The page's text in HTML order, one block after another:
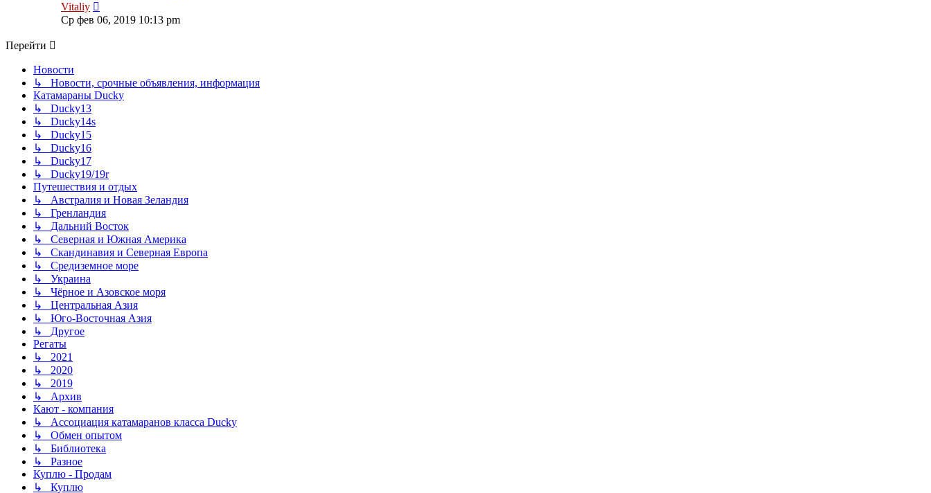
Vitaliy
к
последнему
Ср фев 06, 2019 10:13 pm
Перейти
Новости
↳ Новости, срочные объявления, информация
Катамараны Ducky
↳ Ducky13
↳ Ducky14s
↳ Ducky15
↳ Ducky16
↳ Ducky17
↳ Ducky19/19r
Путешествия и отдых
↳ Австралия и Новая Зеландия
↳ Гренландия
↳ Дальний Восток
↳ Северная и Южная Америка
↳ Скандинавия и Северная Европа
↳ Средиземное море
↳ Украина
↳ Чёрное и Азовское моря
↳ Центральная Азия
↳ Юго-Восточная Азия
↳ Другое
Регаты
↳ 2021
↳ 2020
↳ 2019
↳ Архив
Кают - компания
↳ Ассоциация катамаранов класса Ducky
↳ Обмен опытом
↳ Библиотека
↳ Разное
Куплю - Продам
↳ Куплю